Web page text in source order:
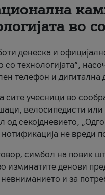
во
денеска и официјално
технологијата“,
телефон и дигитална
учесници во
велосипедисти
секојдневието,
не вреди
симбол на повик
изминатите денови
и за